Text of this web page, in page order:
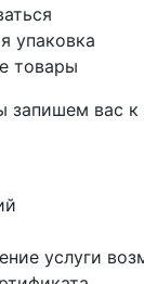
упаковка
товары
запишем вас к
услуги